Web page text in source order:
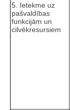
5. Ietekme uz
pašvaldības
funkcijām un
cilvēkresursiem